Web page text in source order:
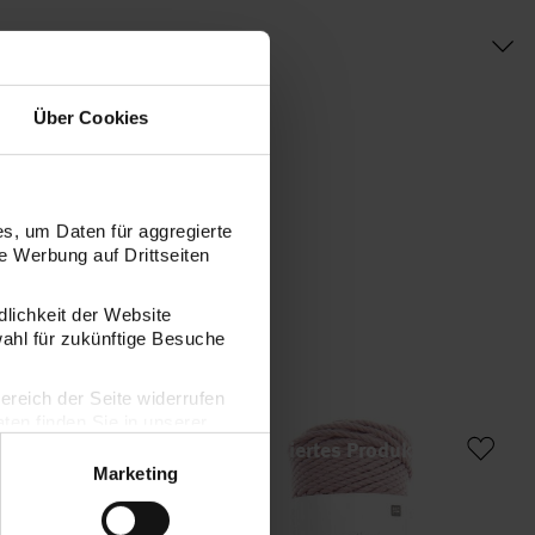
Über Cookies
um Daten für aggregierte
Werbung auf Drittseiten
der Website
für zukünftige Besuche
der Seite widerrufen
Marketing
für Makramee 8mm 20m 250gCreative Cotton Cord skinny Makramee-